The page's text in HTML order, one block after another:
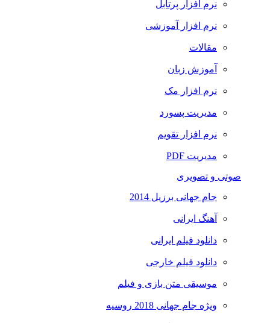
نرم افزار پرتابل
نرم افزار آموزشی
مقالات
آموزش زبان
نرم افزار مک
مدیریت پسورد
نرم افزار تقویم
مدیریت PDF
صوتی و تصویری
جام جهانی برزیل 2014
آهنگ ایرانی
دانلود فیلم ایرانی
دانلود فیلم خارجی
موسیقی متن بازی و فیلم
ویژه جام جهانی 2018 روسیه